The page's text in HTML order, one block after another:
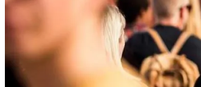
Planlæg ferien
Transport